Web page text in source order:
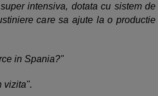
intensiva, dotata cu sistem de
care sa ajute la o productie
in Spania?"
vizita".